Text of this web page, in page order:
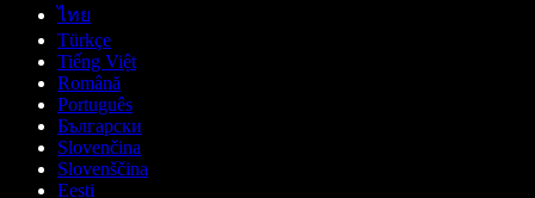
ไทย
Türkçe
Tiếng Việt
Română
Português
Български
Slovenčina
Slovenščina
Eesti